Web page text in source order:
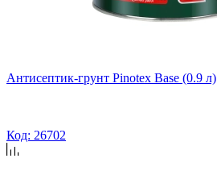
Антисептик-грунт Pinotex Base (0.9 л)
Код: 26702